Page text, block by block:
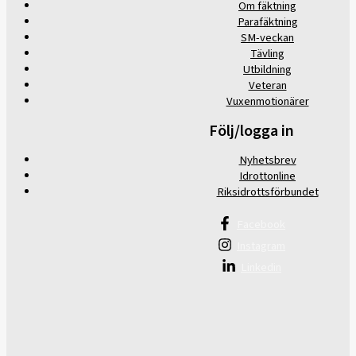
Om fäktning
Parafäktning
SM-veckan
Tävling
Utbildning
Veteran
Vuxenmotionärer
Följ/logga in
Nyhetsbrev
Idrottonline
Riksidrottsförbundet